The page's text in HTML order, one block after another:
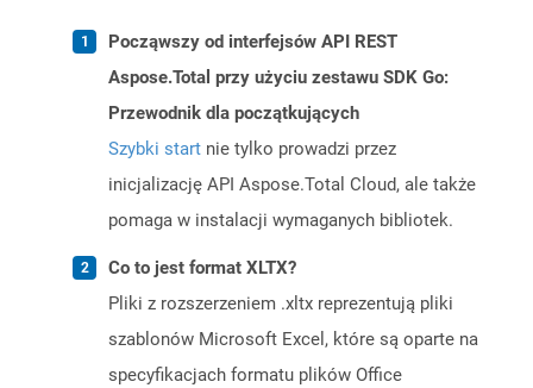
Począwszy od interfejsów API REST
Aspose.Total przy użyciu zestawu SDK Go:
Przewodnik dla początkujących
Szybki start nie tylko prowadzi przez
inicjalizację API Aspose.Total Cloud, ale także
pomaga w instalacji wymaganych bibliotek.
Co to jest format XLTX?
Pliki z rozszerzeniem .xltx reprezentują pliki
szablonów Microsoft Excel, które są oparte na
specyfikacjach formatu plików Office